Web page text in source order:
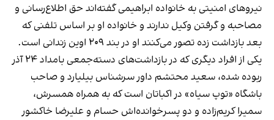
نیروهای امنیتی به خانواده ابراهیمی گفته‌اند حق اطلاع‌رسانی و
مصاحبه و گرفتن وکیل ندارند و خانواده او بر اساس تلفنی که
بعد بازداشت زده تصور می‌کنند او در بند ۲۰۹ اوین زندانی است.
یکی از افراد دیگری که در بازداشت‌های دسته‌جمعی بامداد ۲۴ آذر
ربوده شده، سعید محتشم داور سرشناس بیلیارد و صاحب
باشگاه «توپ سیاه» در اکباتان است که به همراه همسرش،
سمیرا کریم‌زاده و دو پسرخوانده‌اش حسام و علیرضا خاکشور